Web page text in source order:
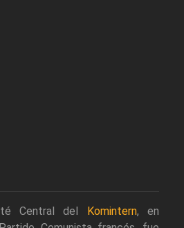
Central del Komintern, en